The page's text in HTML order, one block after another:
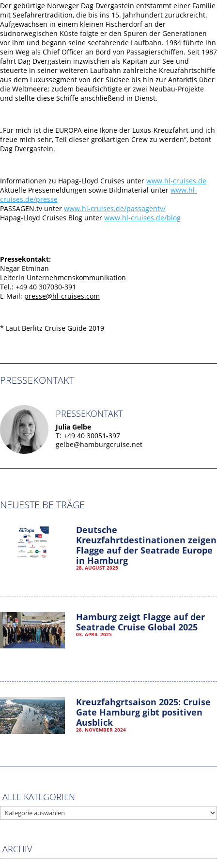
Der gebürtige Norweger Dag Dvergastein entstammt einer Familie
mit Seefahrertradition, die bis ins 15. Jahrhundert zurückreicht.
Aufgewachsen in einem kleinen Fischerdorf an der
südnorwegischen Küste folgte er den Spuren der Generationen
vor ihm und begann seine seefahrende Laufbahn. 1984 führte ihn
sein Weg als Chief Officer an Bord von Passagierschiffen. Seit 1987
fährt Dag Dvergastein inzwischen als Kapitän zur See und
steuerte in seiner weiteren Laufbahn zahlreiche Kreuzfahrtschiffe
aus dem Luxussegment von der Südsee bis hin zur Antarktis über
die Weltmeere; zudem beaufsichtigte er zwei Neubau-Projekte
und stellte diese Schiffe anschließend in Dienst.
„Für mich ist die EUROPA eine Ikone der Luxus-Kreuzfahrt und ich
freue mich sehr, Teil dieser großartigen Crew zu werden“, betont
Dag Dvergastein.
Informationen zu Hapag-Lloyd Cruises unter www.hl-cruises.de
Aktuelle Pressemeldungen sowie Bildmaterial unter www.hl-
cruises.de/presse
PASSAGEN.tv unter www.hl-cruises.de/passagentv/
Hapag-Lloyd Cruises Blog unter www.hl-cruises.de/blog
Pressekontakt:
Negar Etminan
Leiterin Unternehmenskommunikation
Tel.: +49 40 307030-391
E-Mail: presse@hl-cruises.com
* Laut Berlitz Cruise Guide 2019
PRESSEKONTAKT
PRESSEKONTAKT
Julia Gelbe
T: +49 40 30051-397
gelbe@hamburgcruise.net
NEUESTE BEITRÄGE
Deutsche
Kreuzfahrtdestinationen zeigen
Flagge auf der Seatrade Europe
in Hamburg
28. AUGUST 2025
Hamburg zeigt Flagge auf der
Seatrade Cruise Global 2025
03. APRIL 2025
Kreuzfahgrtsaison 2025: Cruise
Gate Hamburg gibt positiven
Ausblick
28. NOVEMBER 2024
ALLE KATEGORIEN
ALLE
KATEGORIEN
ARCHIV
info@hamburgcruise.net
IMPRESSUM